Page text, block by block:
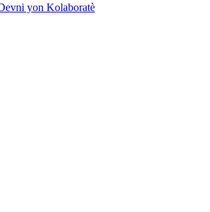
yon Kolaboratè